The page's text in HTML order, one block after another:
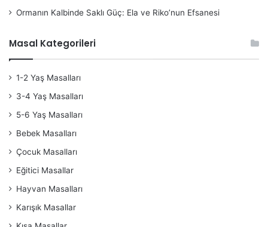
Ormanın Kalbinde Saklı Güç: Ela ve Riko’nun Efsanesi
Masal Kategorileri
1-2 Yaş Masalları
3-4 Yaş Masalları
5-6 Yaş Masalları
Bebek Masalları
Çocuk Masalları
Eğitici Masallar
Hayvan Masalları
Karışık Masallar